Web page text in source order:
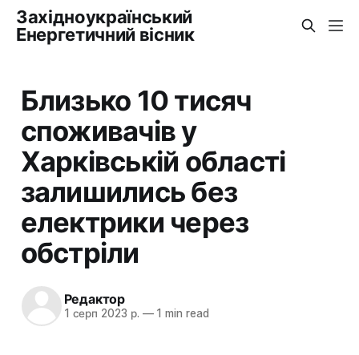
Західноукраїнський
Енергетичний вісник
Близько 10 тисяч
споживачів у
Харківській області
залишились без
електрики через
обстріли
Редактор
1 серп 2023 р. —1 min read